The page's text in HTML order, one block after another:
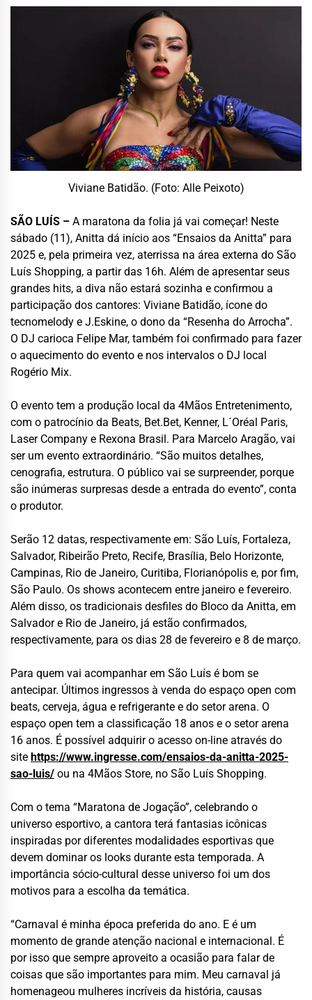
Viviane Batidão. (Foto: Alle Peixoto)
SÃO LUÍS – A maratona da folia já vai começar! Neste
sábado (11), Anitta dá início aos “Ensaios da Anitta” para
2025 e, pela primeira vez, aterrissa na área externa do São
Luís Shopping, a partir das 16h. Além de apresentar seus
grandes hits, a diva não estará sozinha e confirmou a
participação dos cantores: Viviane Batidão, ícone do
tecnomelody e J.Eskine, o dono da “Resenha do Arrocha”.
O DJ carioca Felipe Mar, também foi confirmado para fazer
o aquecimento do evento e nos intervalos o DJ local
Rogério Mix.
O evento tem a produção local da 4Mãos Entretenimento,
com o patrocínio da Beats, Bet.Bet, Kenner, L´Oréal Paris,
Laser Company e Rexona Brasil. Para Marcelo Aragão, vai
ser um evento extraordinário. “São muitos detalhes,
cenografia, estrutura. O público vai se surpreender, porque
são inúmeras surpresas desde a entrada do evento”, conta
o produtor.
Serão 12 datas, respectivamente em: São Luís, Fortaleza,
Salvador, Ribeirão Preto, Recife, Brasília, Belo Horizonte,
Campinas, Rio de Janeiro, Curitiba, Florianópolis e, por fim,
São Paulo. Os shows acontecem entre janeiro e fevereiro.
Além disso, os tradicionais desfiles do Bloco da Anitta, em
Salvador e Rio de Janeiro, já estão confirmados,
respectivamente, para os dias 28 de fevereiro e 8 de março.
Para quem vai acompanhar em São Luís é bom se
antecipar. Últimos ingressos à venda do espaço open com
beats, cerveja, água e refrigerante e do setor arena. O
espaço open tem a classificação 18 anos e o setor arena
16 anos. É possível adquirir o acesso on-line através do
site https://www.ingresse.com/ensaios-da-anitta-2025-
sao-luis/ ou na 4Mãos Store, no São Luís Shopping.
Com o tema “Maratona de Jogação”, celebrando o
universo esportivo, a cantora terá fantasias icônicas
inspiradas por diferentes modalidades esportivas que
devem dominar os looks durante esta temporada. A
importância sócio-cultural desse universo foi um dos
motivos para a escolha da temática.
“Carnaval é minha época preferida do ano. E é um
momento de grande atenção nacional e internacional. É
por isso que sempre aproveito a ocasião para falar de
coisas que são importantes para mim. Meu carnaval já
homenageou mulheres incríveis da história, causas